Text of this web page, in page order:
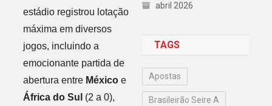
estádio registrou lotação
máxima em diversos
jogos, incluindo a
emocionante partida de
abertura entre Méxicoe
África do Sul (2 a 0),
abril 2026
TAGS
Apostas
Brasileirão Seire A